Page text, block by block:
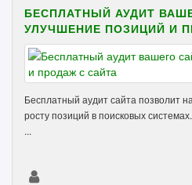
БЕСПЛАТНЫЙ АУДИТ
УЛУЧШЕНИЕ ПОЗИЦИЙ И
Бесплатный аудит сайта позволит
росту позиций в поисковых
...